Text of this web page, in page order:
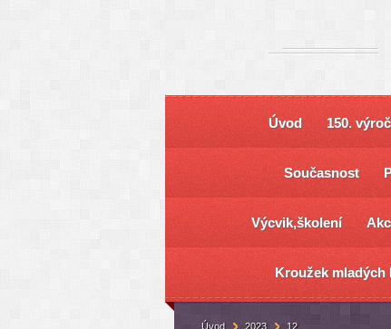
Úvod 150.
Současnost
Výcvik,školení
Kroužek mladých
Úvod 2023 12